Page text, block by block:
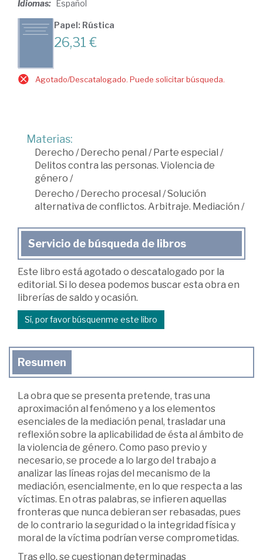
Idiomas: Español
Papel: Rústica
26,31 €
Agotado/Descatalogado. Puede solicitar búsqueda.
Materias:
Derecho /Derecho penal /Parte especial /
Delitos contra las personas. Violencia de
género /
Derecho /Derecho procesal /Solución
alternativa de conflictos. Arbitraje. Mediación /
Servicio de búsqueda de libros
Este libro está agotado o descatalogado por la
editorial. Si lo desea podemos buscar esta obra en
librerías de saldo y ocasión.
Sí, por favor búsquenme este libro
Resumen
La obra que se presenta pretende, tras una
aproximación al fenómeno y a los elementos
esenciales de la mediación penal, trasladar una
reflexión sobre la aplicabilidad de ésta al ámbito de
la violencia de género. Como paso previo y
necesario, se procede a lo largo del trabajo a
analizar las líneas rojas del mecanismo de la
mediación, esencialmente, en lo que respecta a las
víctimas. En otras palabras, se infieren aquellas
fronteras que nunca debieran ser rebasadas, pues
de lo contrario la seguridad o la integridad física y
moral de la víctima podrían verse comprometidas.
Tras ello, se cuestionan determinadas